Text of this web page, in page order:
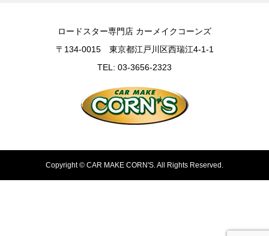
ロードスター専門店 カーメイクコーンズ
〒134-0015 東京都江戸川区西瑞江4-1-1
TEL: 03-3656-2323
Copyright © CAR MAKE CORN'S. All Rights Reserved.